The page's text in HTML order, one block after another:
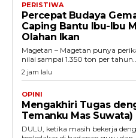
PERISTIWA
Percepat Budaya
Caping Bantu Ibu-Ibu
Olahan Ikan
Magetan – Magetan punya
nilai sampai 1.350 ton per
2 jam lalu
OPINI
Mengakhiri Tugas
Temanku Mas Suwata)
DULU, ketika masih bekerja